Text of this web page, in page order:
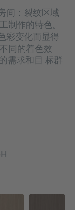
间：裂纹区域
制作的特色。
彩变化而显得
同的着色效
需求和目 标群